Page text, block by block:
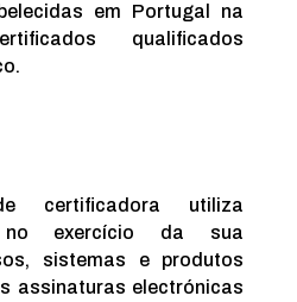
em Portugal na
qualificados
certificadora utiliza
no exercício da sua
sistemas e produtos
assinaturas electrónicas